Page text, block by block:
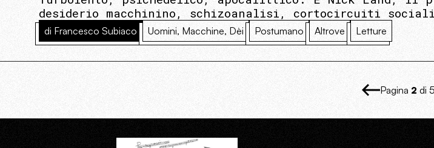
desiderio macchinino, schizoanalisi, cortocircuiti sociali
di Francesco Subiaco Uomini, Macchine, Dèi Postumano Altrove Letture
Pagina 2 di 5